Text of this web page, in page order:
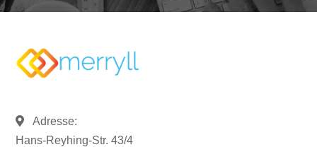
Adresse:
Hans-Reyhing-Str. 43/4